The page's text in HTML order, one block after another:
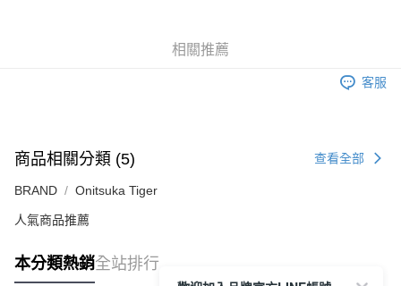
相關推薦
客服
商品相關分類 (5) 查看全部
BRAND Onitsuka Tiger
人氣商品推薦
本分類熱銷全站排行